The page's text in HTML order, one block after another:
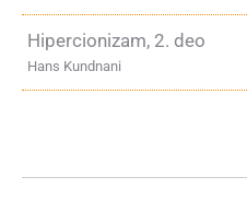
Hipercionizam, 2. deo
Hans Kundnani